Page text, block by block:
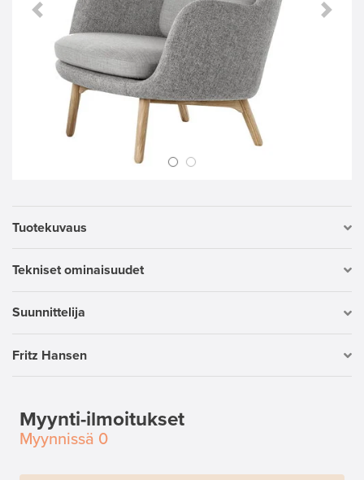
Previous Slide Next
Tuotekuvaus
Tekniset ominaisuudet
Suunnittelija
Fritz Hansen
Myynti-ilmoitukset
Myynnissä 0